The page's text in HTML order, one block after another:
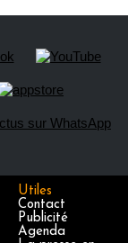
Utiles
Contact
Publicité
Agenda